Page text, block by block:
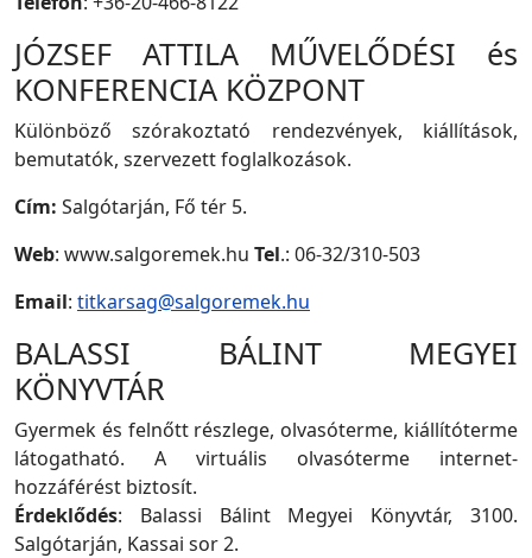
JÓZSEF ATTILA MŰVELŐDÉSI és
KONFERENCIA KÖZPONT
Különböző szórakoztató rendezvények, kiállítások,
bemutatók, szervezett foglalkozások.
Cím: Salgótarján, Fő tér 5.
Web: www.salgoremek.hu Tel.: 06-32/310-503
Email: titkarsag@salgoremek.hu
BALASSI BÁLINT MEGYEI
KÖNYVTÁR
Gyermek és felnőtt részlege, olvasóterme, kiállítóterme
látogatható. A virtuális olvasóterme internet-
hozzáférést biztosít.
Érdeklődés: Balassi Bálint Megyei Könyvtár, 3100.
Salgótarján, Kassai sor 2.